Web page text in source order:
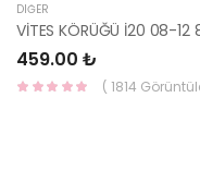
DIĞER
459.00 ₺